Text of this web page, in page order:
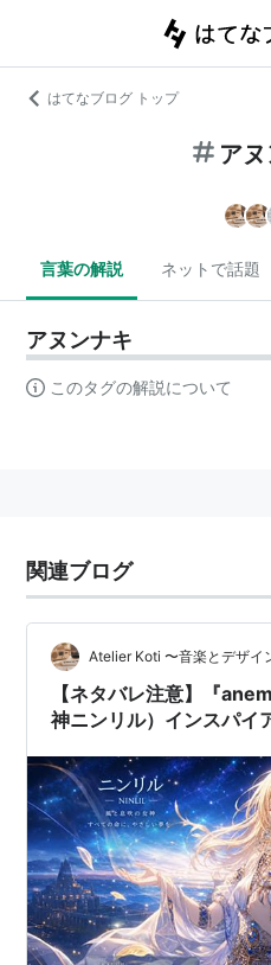
はてなブログ トップ
ア
言葉の解説 ネットで話題
アヌンナキ
このタグの解説について
関連ブログ
Atelier Koti 〜音楽とデザイ
【ネタバレ注意】『
神ニンリル）インスパイ